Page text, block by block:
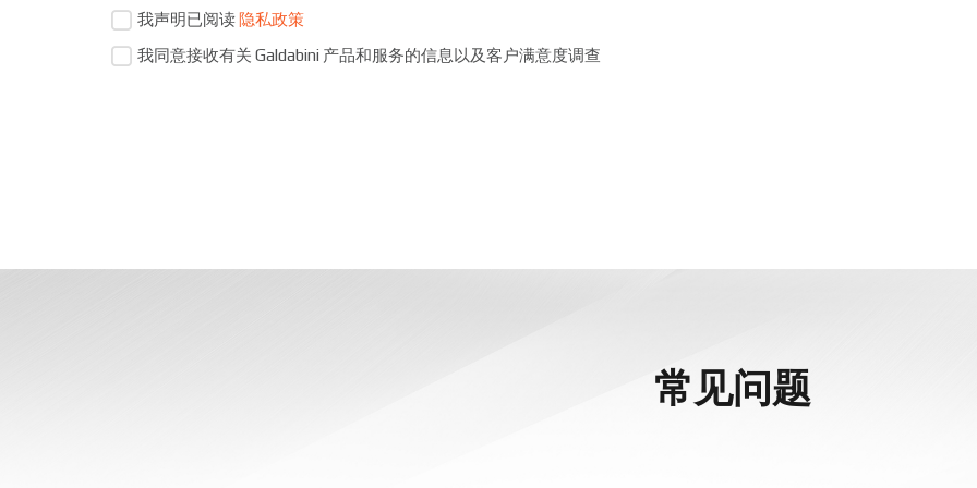
我声明已阅读 隐私政策
我同意接收有关 Galdabini 产品和服务的信息以及客户满意度调查
常见问题